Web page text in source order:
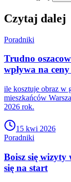
Czytaj dalej
Poradniki
Trudno
wpływa na
ile kosztuje obraz w
mieszkańców
2026 rok.
15 kwi 2026
Poradniki
Boisz się
się na start